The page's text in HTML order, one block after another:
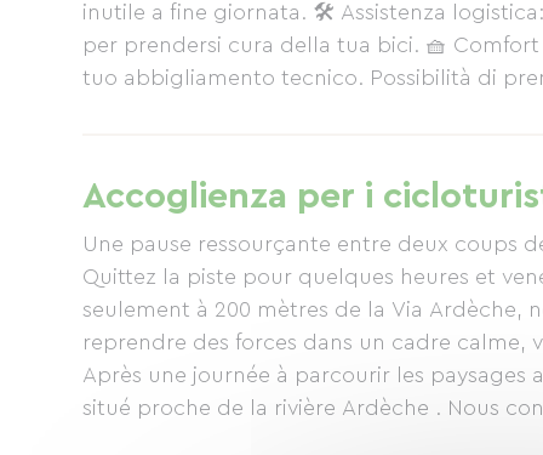
inutile a fine giornata. 🛠️ Assistenza
per prendersi cura della tua bici. 🧺
tuo abbigliamento tecnico. Possibilità di
Accoglienza per i
Une pause ressourçante entre deux coups
Quittez la piste pour quelques heures et
seulement à 200 mètres de la Via Ardèche,
reprendre des forces dans un cadre calme, verdoyant, authentique.
Après une journée à parcourir les
situé proche de la rivière Ardèche . Nous